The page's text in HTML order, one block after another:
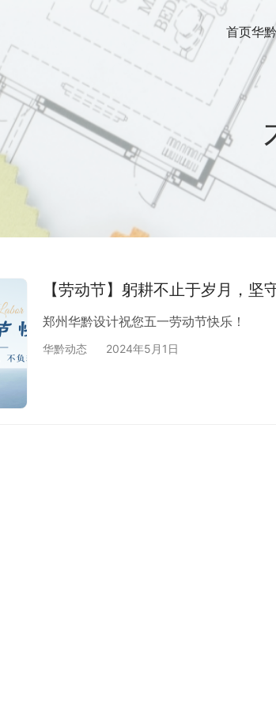
首页华
【劳动节】躬耕不止于岁月，坚
郑州华黔设计祝您五一劳动节快乐！
华黔动态 2024年5月1日